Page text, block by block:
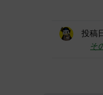
投稿
そ